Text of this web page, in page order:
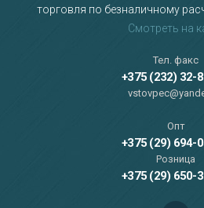
торговля по безналичному
Смотреть на
Тел. факс
+375 (232) 32-
Опт
+375 (29) 694-
Розница
+375 (29) 650-